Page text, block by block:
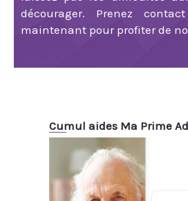
décourager. Prenez
maintenant pour profiter de
Cumul aides Ma Prime